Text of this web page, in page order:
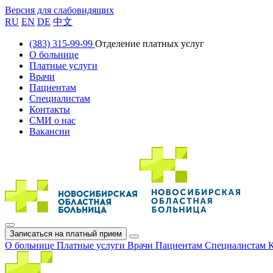
Версия для слабовидящих
RU EN DE 中文
(383) 315-99-99 Отделение платных услуг
О больнице
Платные услуги
Врачи
Пациентам
Специалистам
Контакты
СМИ о нас
Вакансии
Записаться на платный прием
О больнице Платные услуги Врачи Пациентам Специалистам